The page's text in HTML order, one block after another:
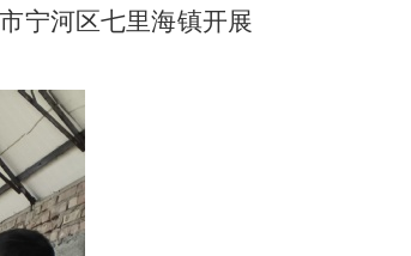
宁河区七里海镇开展